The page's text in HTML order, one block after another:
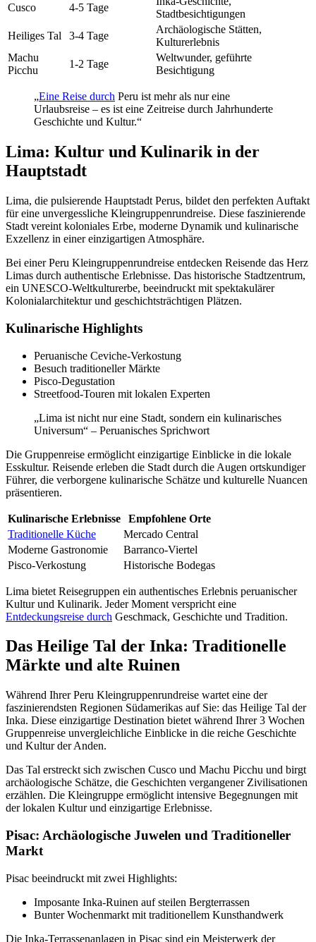
Cusco 4-5 Tage
Stadtbesichtigungen
Heiliges Tal
3-4 Tage
Archäologische Stätten,
Kulturerlebnis
Machu
Picchu
1-2 Tage
Weltwunder, geführte
Besichtigung
„Eine Reise durch Peru ist mehr als nur eine
Urlaubsreise – es ist eine Zeitreise durch Jahrhunderte
Geschichte und Kultur.“
Lima: Kultur und Kulinarik in der
Hauptstadt
Lima, die pulsierende Hauptstadt Perus, bildet den perfekten Auftakt
für eine unvergessliche Kleingruppenrundreise. Diese faszinierende
Stadt vereint koloniales Erbe, moderne Dynamik und kulinarische
Exzellenz in einer einzigartigen Atmosphäre.
Bei einer Peru Kleingruppenrundreise entdecken Reisende das Herz
Limas durch authentische Erlebnisse. Das historische Stadtzentrum,
ein UNESCO-Weltkulturerbe, beeindruckt mit spektakulärer
Kolonialarchitektur und geschichtsträchtigen Plätzen.
Kulinarische Highlights
Peruanische Ceviche-Verkostung
Besuch traditioneller Märkte
Pisco-Degustation
Streetfood-Touren mit lokalen Experten
„Lima ist nicht nur eine Stadt, sondern ein kulinarisches
Universum“ – Peruanisches Sprichwort
Die Gruppenreise ermöglicht einzigartige Einblicke in die lokale
Esskultur. Reisende erleben die Stadt durch die Augen ortskundiger
Führer, die verborgene kulinarische Schätze und kulturelle Nuancen
präsentieren.
Kulinarische Erlebnisse
Empfohlene Orte
Traditionelle Küche
Mercado Central
Moderne Gastronomie
Barranco-Viertel
Pisco-Verkostung
Historische Bodegas
Lima bietet Reisegruppen ein authentisches Erlebnis peruanischer
Kultur und Kulinarik. Jeder Moment verspricht eine
Entdeckungsreise durch Geschmack, Geschichte und Tradition.
Das Heilige Tal der Inka: Traditionelle
Märkte und alte Ruinen
Während Ihrer Peru Kleingruppenrundreise wartet eine der
faszinierendsten Regionen Südamerikas auf Sie: das Heilige Tal der
Inka. Diese einzigartige Destination bietet während Ihrer 3 Wochen
Gruppenreise unvergleichliche Einblicke in die reiche Geschichte
und Kultur der Anden.
Das Tal erstreckt sich zwischen Cusco und Machu Picchu und birgt
archäologische Schätze, die Geschichten vergangener Zivilisationen
erzählen. Die Kleingruppe ermöglicht intensive Begegnungen mit
der lokalen Kultur und einzigartige Erlebnisse.
Pisac: Archäologische Juwelen und Traditioneller
Markt
Pisac beeindruckt mit zwei Highlights:
Imposante Inka-Ruinen auf steilen Bergterrassen
Bunter Wochenmarkt mit traditionellem Kunsthandwerk
Die Inka-Terrassenanlagen in Pisac sind ein Meisterwerk der